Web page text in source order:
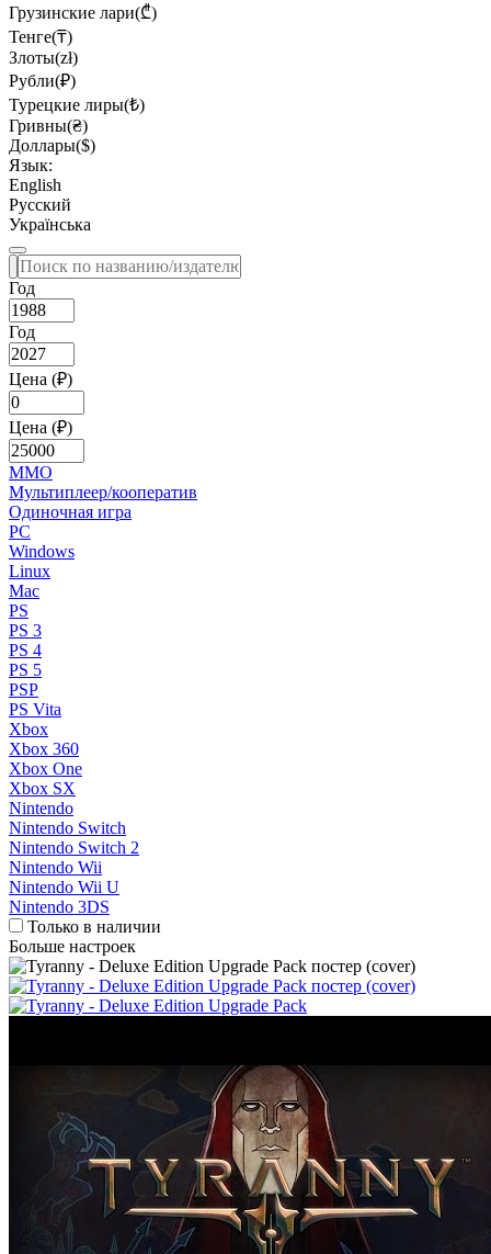
Грузинские лари(₾)
Тенге(₸)
Злоты(zł)
Рубли(₽)
Турецкие лиры(₺)
Гривны(₴)
Доллары($)
Язык:
English
Русский
Українська
Год
Год
Цена (₽)
Цена (₽)
MMO
Мультиплеер/кооператив
Одиночная игра
PC
Windows
Linux
Mac
PS
PS 3
PS 4
PS 5
PSP
PS Vita
Xbox
Xbox 360
Xbox One
Xbox SX
Nintendo
Nintendo Switch
Nintendo Switch 2
Nintendo Wii
Nintendo Wii U
Nintendo 3DS
Только в наличии
Больше настроек